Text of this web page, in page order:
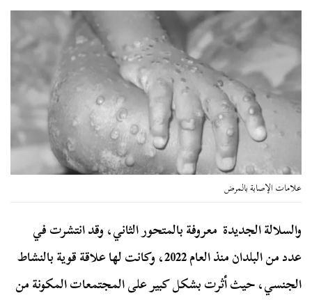
علامات الإصابة بالمرض
والسلالة الجديدة معروفة بالمتحور الثاني، وقد انتشرت في
عدد من البلدان منذ العام 2022، وكانت لها علاقة قوية بالنشاط
الجنسي، حيث أثرت بشكل كبير على المجتمعات المكونة من